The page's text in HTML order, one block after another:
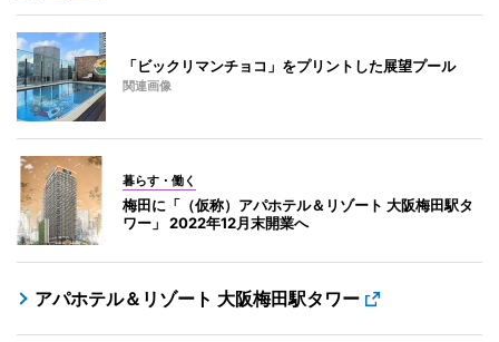
「ビックリマンチョコ」をプリントした展望プール
関連画像
暮らす・働く
梅田に「（仮称）アパホテル＆リゾート 大阪梅田駅タ
ワー」 2022年12月末開業へ
アパホテル＆リゾート 大阪梅田駅タワー